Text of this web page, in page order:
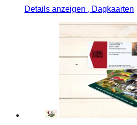
Details anzeigen , Dagkaarten